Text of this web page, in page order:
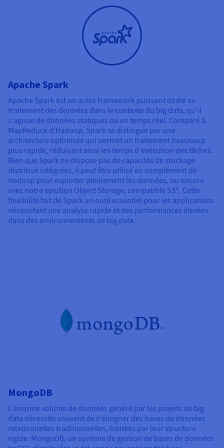
Apache Spark
Apache Spark est un autre framework puissant dédié au
traitement des données dans le contexte du big data, qu'il
s'agisse de données statiques ou en temps réel. Comparé à
MapReduce d’Hadoop, Spark se distingue par une
architecture optimisée qui permet un traitement beaucoup
plus rapide, réduisant ainsi les temps d'exécution des tâches.
Bien que Spark ne dispose pas de capacités de stockage
distribué intégrées, il peut être utilisé en complément de
Hadoop pour exploiter pleinement les données, ou encore
avec notre solution Object Storage, compatible S3*. Cette
flexibilité fait de Spark un outil essentiel pour les applications
nécessitant une analyse rapide et des performances élevées
dans des environnements de big data.
MongoDB
L'énorme volume de données généré par les projets de big
data nécessite souvent de s'éloigner des bases de données
relationnelles traditionnelles, limitées par leur structure
rigide. MongoDB, un système de gestion de bases de données